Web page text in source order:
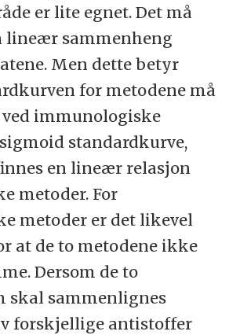
er lite egnet. Det må
lineær sammenheng
Men dette betyr
for metodene må
immunologiske
standardkurve,
en lineær relasjon
metoder. For
metoder er det likevel
at de to metodene ikke
Dersom de to
skal sammenlignes
forskjellige antistoffer